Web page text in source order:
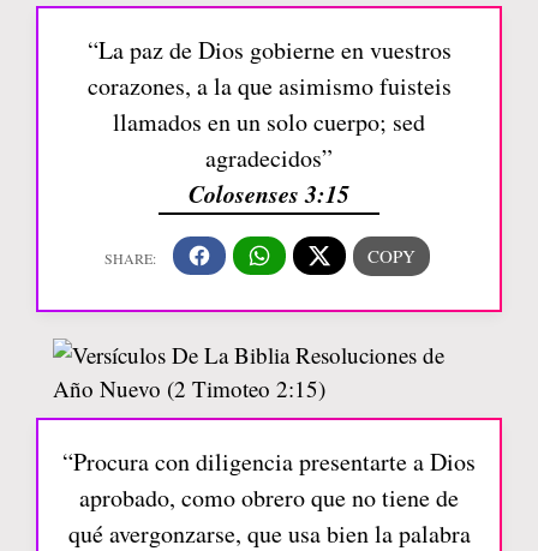
“La paz de Dios gobierne en vuestros
corazones, a la que asimismo fuisteis
llamados en un solo cuerpo; sed
agradecidos”
Colosenses 3:15
“Procura con diligencia presentarte a Dios
aprobado, como obrero que no tiene de
qué avergonzarse, que usa bien la palabra